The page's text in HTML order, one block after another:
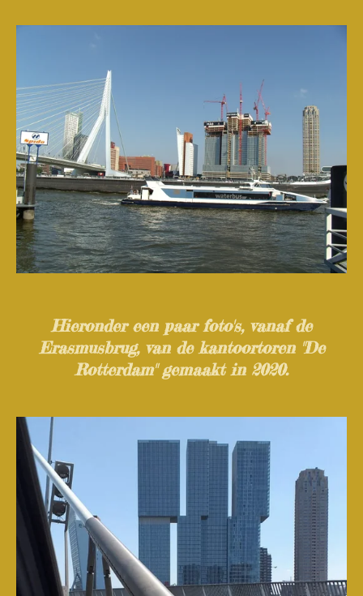
Hieronder een paar foto's, vanaf de
Erasmusbrug, van de kantoortoren "De
Rotterdam" gemaakt in 2020.